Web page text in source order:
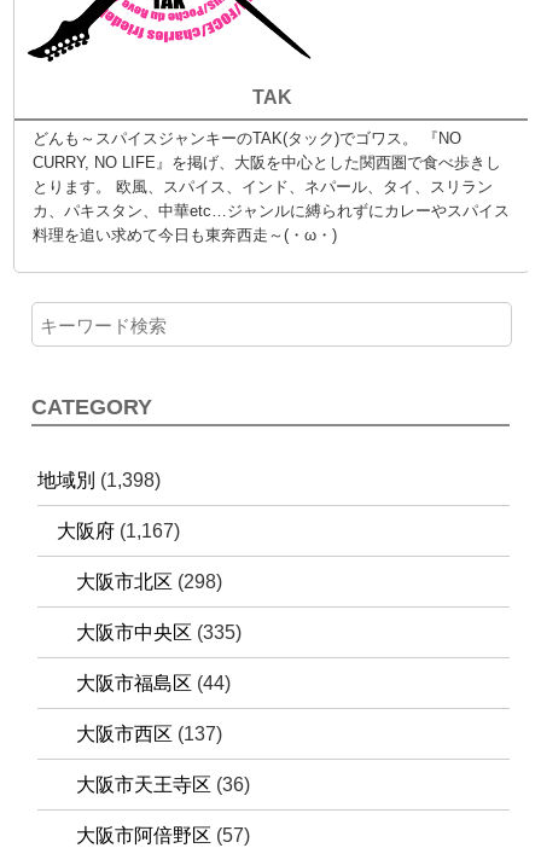
TAK
どんも～スパイスジャンキーのTAK(タック)でゴワス。 『NO
CURRY, NO LIFE』を掲げ、大阪を中心とした関西圏で食べ歩きし
とります。 欧風、スパイス、インド、ネパール、タイ、スリラン
カ、パキスタン、中華etc…ジャンルに縛られずにカレーやスパイス
料理を追い求めて今日も東奔西走～(・ω・)
CATEGORY
地域別 (1,398)
大阪府 (1,167)
大阪市北区 (298)
大阪市中央区 (335)
大阪市福島区 (44)
大阪市西区 (137)
大阪市天王寺区 (36)
大阪市阿倍野区 (57)